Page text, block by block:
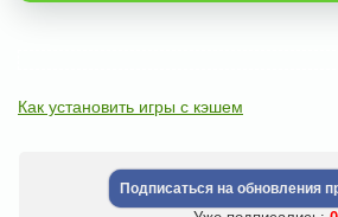
Как установить игры с кэшем
Подписаться на обновления